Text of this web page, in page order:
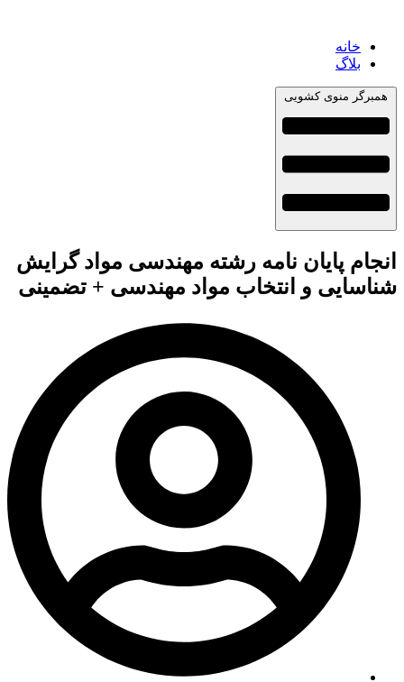
خانه
بلاگ
همبرگر منوی کشویی
انجام پایان نامه رشته مهندسی مواد گرایش
شناسایی و انتخاب مواد مهندسی + تضمینی